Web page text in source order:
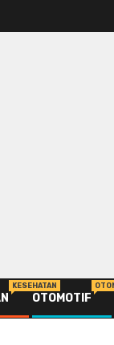
KESEHATAN
OTOMOTIF